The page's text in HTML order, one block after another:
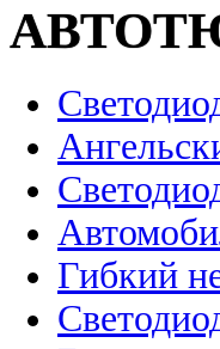
Гибкий